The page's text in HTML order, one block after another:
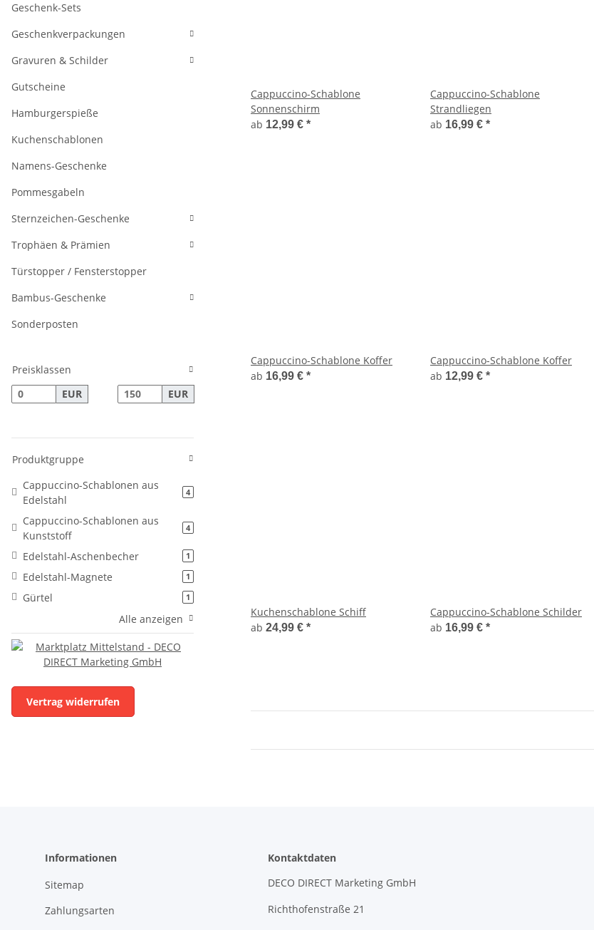
Cappuccino-Schablone
Sonnenschirm
ab 12,99 € *
Cappuccino-Schablone
Strandliegen
ab 16,99 € *
Cappuccino-Schablone Koffer
ab 16,99 € *
Cappuccino-Schablone Koffer
ab 12,99 € *
Kuchenschablone Schiff
ab 24,99 € *
Cappuccino-Schablone Schilder
ab 16,99 € *
Geschenk-Sets
Geschenkverpackungen
Gravuren & Schilder
Gutscheine
Hamburgerspieße
Kuchenschablonen
Namens-Geschenke
Pommesgabeln
Sternzeichen-Geschenke
Trophäen & Prämien
Türstopper / Fensterstopper
Bambus-Geschenke
Sonderposten
Preisklassen
EUR
EUR
Produktgruppe
Cappuccino-Schablonen aus
Edelstahl
4
Cappuccino-Schablonen aus
Kunststoff
4
Edelstahl-Aschenbecher 1
Edelstahl-Magnete 1
Gürtel 1
Alle anzeigen
Vertrag widerrufen
Informationen
Sitemap
Zahlungsarten
Kontaktdaten
DECO DIRECT Marketing GmbH
Richthofenstraße 21